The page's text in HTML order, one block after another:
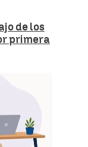
de los
primera